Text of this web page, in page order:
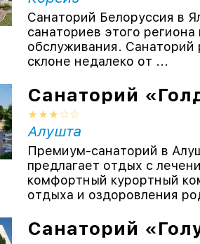
Санаторий Белоруссия в
санаториев этого
обслуживания.
склоне недалеко от ...
Санаторий
Алушта
Премиум-санаторий в
предлагает отдых с
комфортный курортный
отдыха и оздоровления
Санаторий